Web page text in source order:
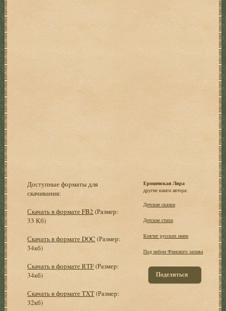
Доступные форматы для
скачивания:
Скачать в формате FB2 (Размер:
33 Кб)
Скачать в формате DOC (Размер:
34кб)
Скачать в формате RTF(Размер:
34кб)
Скачать в формате TXT(Размер:
32кб)
Ерошевская Лира
другие книги автора:
Детские сказки
Детские стихи
Ковчег русских имен
Под небом Финского залива
Поделиться